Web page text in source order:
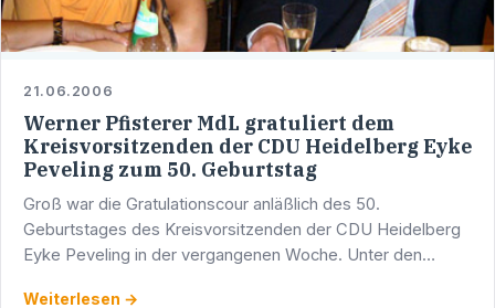
21.06.2006
Werner Pfisterer MdL gratuliert dem
Kreisvorsitzenden der CDU Heidelberg Eyke
Peveling zum 50. Geburtstag
Groß war die Gratulationscour anläßlich des 50.
Geburtstages des Kreisvorsitzenden der CDU Heidelberg
Eyke Peveling in der vergangenen Woche. Unter den
Weiterlesen →